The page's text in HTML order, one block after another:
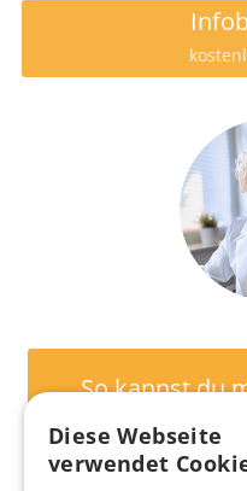
So kannst du
Diese Webseite
verwendet